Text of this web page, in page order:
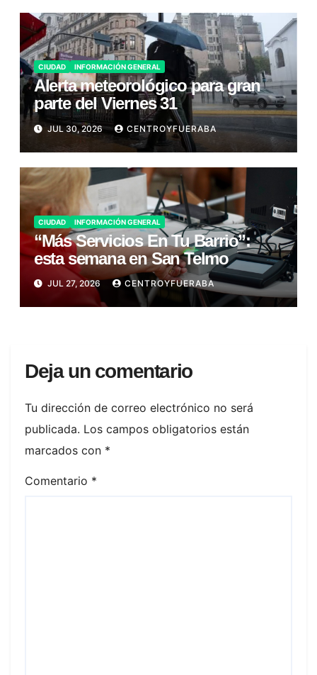
CIUDAD INFORMACIÓN GENERAL
Alerta meteorológico para gran
parte del Viernes 31
JUL 30, 2026 CENTROYFUERABA
CIUDAD INFORMACIÓN GENERAL
“Más Servicios En Tu Barrio”:
esta semana en San Telmo
JUL 27, 2026 CENTROYFUERABA
Deja un comentario
Tu dirección de correo electrónico no será
publicada. Los campos obligatorios están
marcados con *
Comentario *